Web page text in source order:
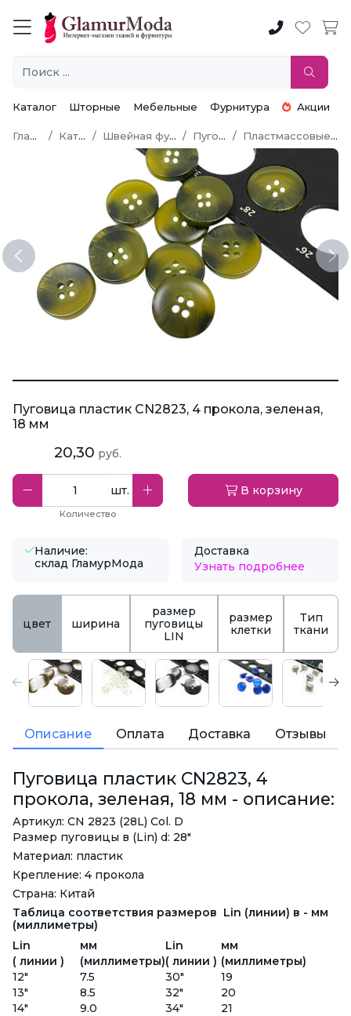
Каталог Шторные Мебельные Фурнитура Акции
Главная Каталог Швейная фурнитура Пуговицы Пластмассовые пуговицы
Previous
Пуговица пластик CN2823, 4 прокола, зеленая,
18 мм
20,30 руб.
шт.
Количество
В корзину
Наличие:
склад ГламурМода
Доставка
Узнать подробнее
цвет ширина
размер
пуговицы
LIN
размер
клетки
Тип
ткани
Описание Оплата Доставка Отзывы
Пуговица пластик CN2823, 4
прокола, зеленая, 18 мм - описание:
Артикул: CN 2823 (28L) Col. D
Размер пуговицы в (Lin) d: 28"
Материал: пластик
Крепление: 4 прокола
Страна: Китай
Таблица соответствия размеров Lin (линии) в - мм
(миллиметры)
Lin
мм Lin
мм
( линии )
(миллиметры)( линии ) (миллиметры)
12"
7.5 30"
19
13"
8.5 32"
20
14"
9.0 34"
21